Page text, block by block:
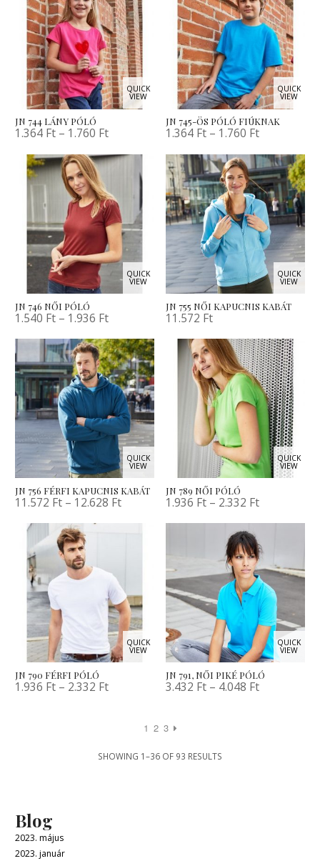
QUICK
VIEW
JN 744 LÁNY PÓLÓ
1.364 Ft – 1.760 Ft
QUICK
VIEW
JN 745-ÖS PÓLÓ FIÚKNAK
1.364 Ft – 1.760 Ft
QUICK
VIEW
JN 746 NŐI PÓLÓ
1.540 Ft – 1.936 Ft
QUICK
VIEW
JN 755 NŐI KAPUCNIS KABÁT
11.572 Ft
QUICK
VIEW
JN 756 FÉRFI KAPUCNIS KABÁT
11.572 Ft – 12.628 Ft
QUICK
VIEW
JN 789 NŐI PÓLÓ
1.936 Ft – 2.332 Ft
QUICK
VIEW
JN 790 FÉRFI PÓLÓ
1.936 Ft – 2.332 Ft
QUICK
VIEW
JN 791, NŐI PIKÉ PÓLÓ
3.432 Ft – 4.048 Ft
1 2 3
SHOWING 1–36 OF 93 RESULTS
Blog
2023. május
2023. január